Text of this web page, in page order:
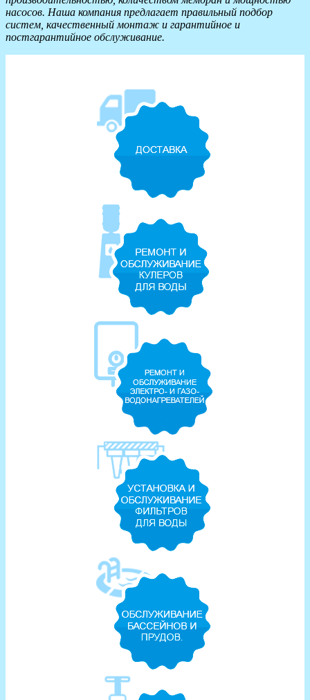
насосов. Наша компания предлагает правильный подбор
систем, качественный монтаж и гарантийное и
постгарантийное обслуживание.